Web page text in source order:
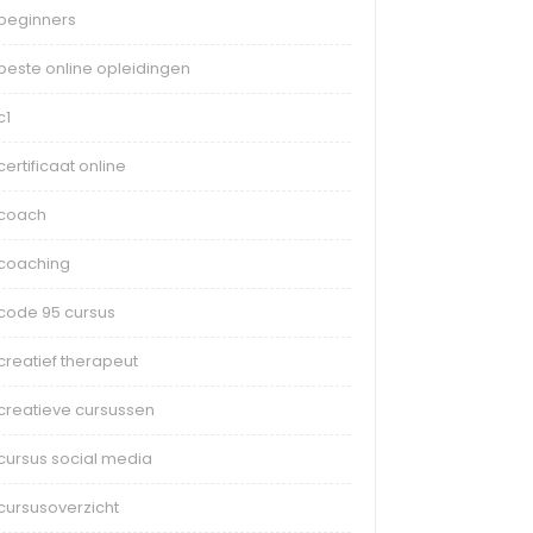
online opleidingen
online
95 cursus
therapeut
cursussen
social media